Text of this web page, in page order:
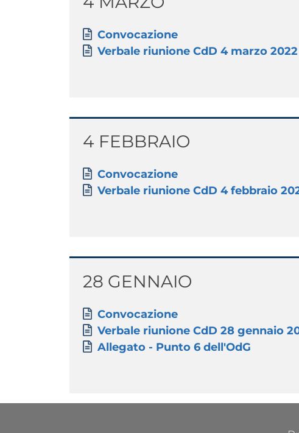
Paragrafo
Allegati
Document
Convocazione
Document
Verbale riunione CdD 4 marzo 2022
Titolo
4 FEBBRAIO
Paragrafo
Allegati
Document
Convocazione
Document
Verbale riunione CdD 4 febbraio
Titolo
28 GENNAIO
Paragrafo
Allegati
Document
Convocazione
Document
Verbale riunione CdD 28 gennaio
Document
Allegato - Punto 6 dell'OdG